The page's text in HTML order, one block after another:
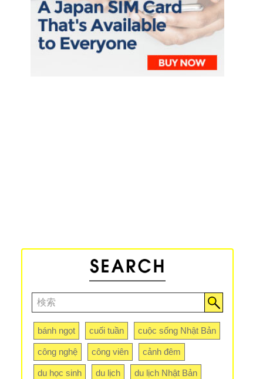
bánh ngọt cuối tuần cuộc sống Nhật Bản
công nghệ công viên cảnh đêm
du học sinh du lịch du lịch Nhật Bản